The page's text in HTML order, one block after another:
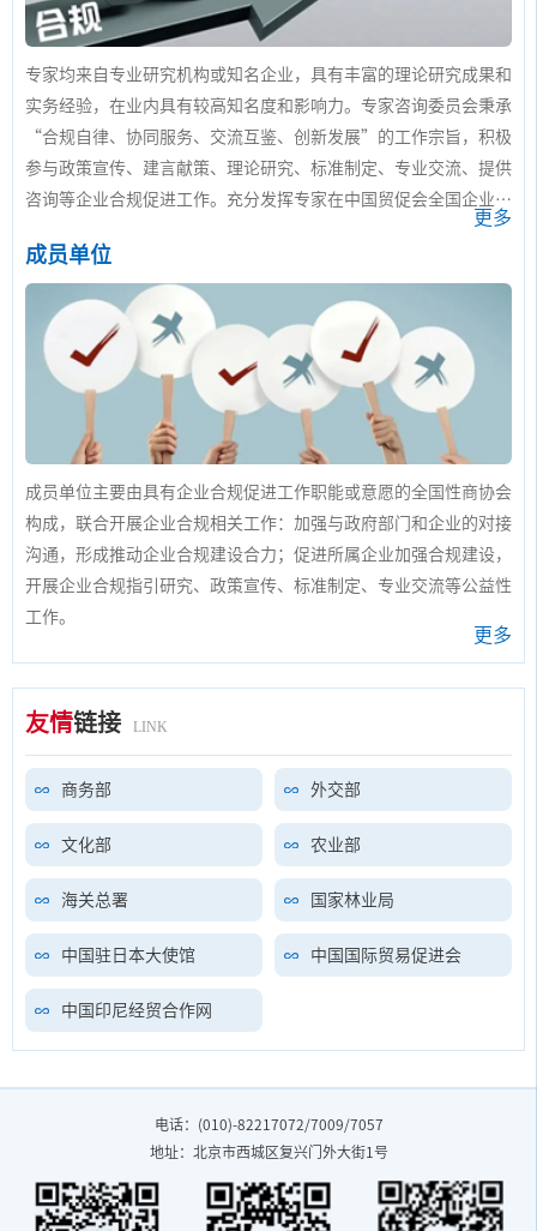
专家均来自专业研究机构或知名企业，具有丰富的理论研究成果和
实务经验，在业内具有较高知名度和影响力。专家咨询委员会秉承
“合规自律、协同服务、交流互鉴、创新发展”的工作宗旨，积极
参与政策宣传、建言献策、理论研究、标准制定、专业交流、提供
咨询等企业合规促进工作。充分发挥专家在中国贸促会全国企业合
规委员会工作机制中的咨询作用，提升相关工作的专业化水平。
更多
成员单位
成员单位主要由具有企业合规促进工作职能或意愿的全国性商协会
构成，联合开展企业合规相关工作：加强与政府部门和企业的对接
沟通，形成推动企业合规建设合力；促进所属企业加强合规建设，
开展企业合规指引研究、政策宣传、标准制定、专业交流等公益性
工作。
更多
友情链接 LINK
商务部 外交部
文化部 农业部
海关总署 国家林业局
中国驻日本大使馆 中国国际贸易促进会
中国印尼经贸合作网
电话：(010)-82217072/7009/7057
地址：北京市西城区复兴门外大街1号